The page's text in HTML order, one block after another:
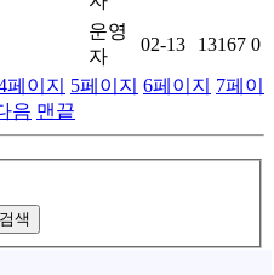
운영
자
02-13 13167 0
페이지 5페이지 6페이지 7페이
음 맨끝
검색